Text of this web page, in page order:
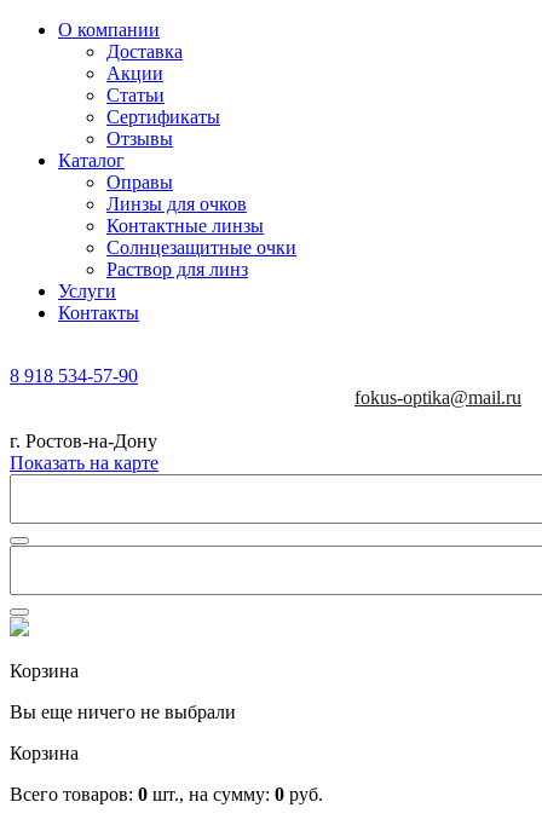
О компании
Доставка
Акции
Статьи
Сертификаты
Отзывы
Каталог
Оправы
Линзы для очков
Контактные линзы
Солнцезащитные очки
Раствор для линз
Услуги
Контакты
8 918 534-57-90
fokus-optika@mail.ru
г. Ростов-на-Дону
Показать на карте
Корзина
Вы еще ничего не выбрали
Корзина
Всего товаров: 0 шт., на сумму: 0 руб.